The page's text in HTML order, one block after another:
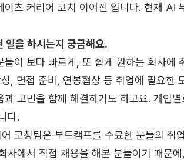
이츠 커리어 코치 이여진 입니다. 현재 AI
일을 하시는지 궁금해요.
들이 보다 빠르게, 또 쉽게 원하는 회사에
, 면접 준비, 연봉협상 등 취업에 필요한
과 고민을 함께 해결하기도 하고요. 개인
다.
코칭팀은 부트캠프를 수료한 분들의
사에서 직접 채용을 해본 분들이기 때문